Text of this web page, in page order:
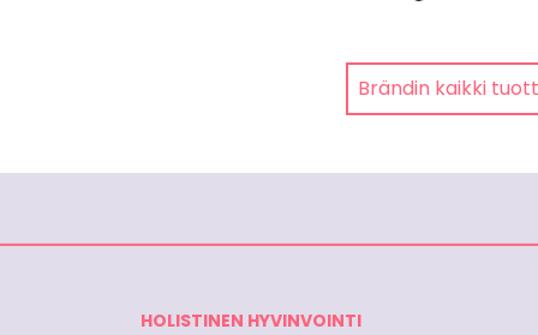
Brändin kaikki
HOLISTINEN HYVINVOINTI